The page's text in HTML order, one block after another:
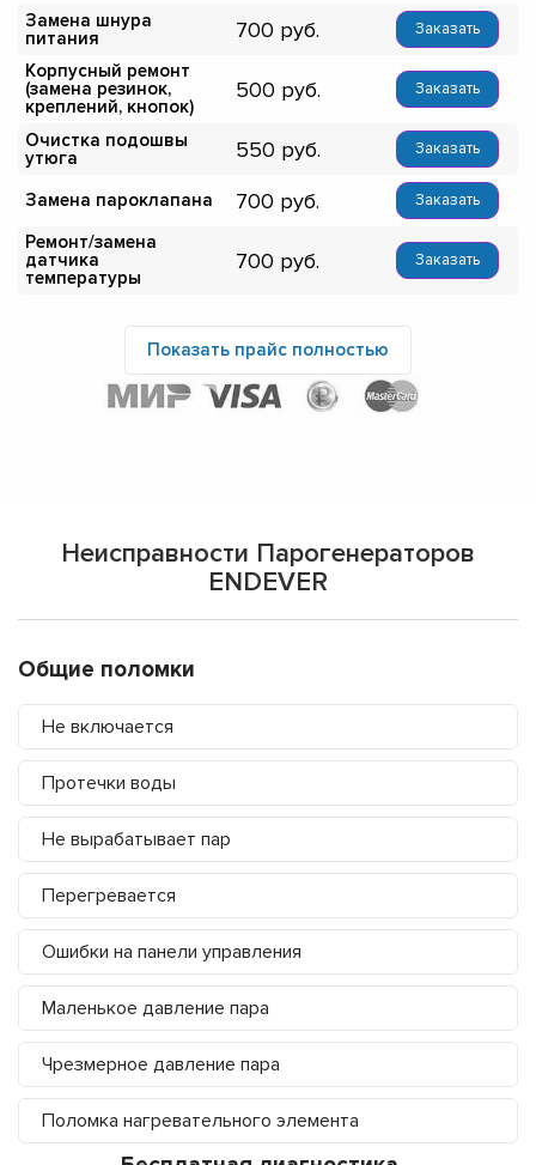
Замена шнура
питания
700 Заказать
Корпусный ремонт
(замена резинок,
креплений, кнопок)
500 Заказать
Очистка подошвы
утюга
550 Заказать
Замена пароклапана 700 Заказать
Ремонт/замена
датчика
температуры
700 Заказать
Показать прайс полностью
Неисправности Парогенераторов
ENDEVER
Общие поломки
Не включается
Протечки воды
Не вырабатывает пар
Перегревается
Ошибки на панели управления
Маленькое давление пара
Чрезмерное давление пара
Поломка нагревательного элемента